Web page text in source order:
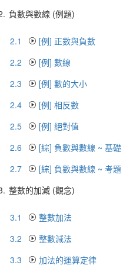
負數與數線 (例題)
2.1
[例] 正數與負數
2.2
[例] 數線
2.3
[例] 數的大小
2.4
[例] 相反數
2.5
[例] 絕對值
2.6
[綜] 負數與數線 ~ 基礎
2.7
[綜] 負數與數線 ~ 考題
整數的加減 (觀念)
3.1
整數加法
3.2
整數減法
3.3
加法的運算定律